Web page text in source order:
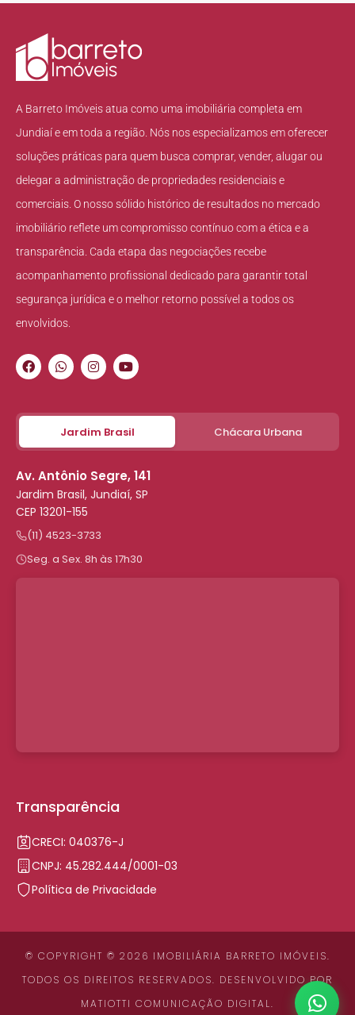
A Barreto Imóveis atua como uma imobiliária completa em
Jundiaí e em toda a região. Nós nos especializamos em oferecer
soluções práticas para quem busca comprar, vender, alugar ou
delegar a administração de propriedades residenciais e
comerciais. O nosso sólido histórico de resultados no mercado
imobiliário reflete um compromisso contínuo com a ética e a
transparência. Cada etapa das negociações recebe
acompanhamento profissional dedicado para garantir total
segurança jurídica e o melhor retorno possível a todos os
envolvidos.
Jardim Brasil Chácara Urbana
Av. Antônio Segre, 141
Jardim Brasil, Jundiaí, SP
CEP 13201-155
(11) 4523-3733
Seg. a Sex. 8h às 17h30
Transparência
CRECI: 040376-J
CNPJ: 45.282.444/0001-03
Política de Privacidade
© COPYRIGHT © 2026 IMOBILIÁRIA BARRETO IMÓVEIS.
TODOS OS DIREITOS RESERVADOS. DESENVOLVIDO POR
MATIOTTI COMUNICAÇÃO DIGITAL.